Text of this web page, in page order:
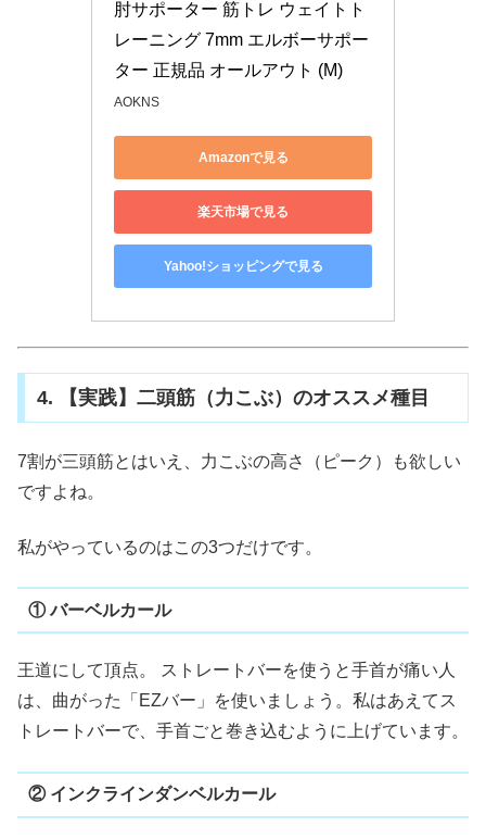
肘サポーター 筋トレ ウェイトト
レーニング 7mm エルボーサポー
ター 正規品 オールアウト (M)
AOKNS
Amazonで見る
楽天市場で見る
Yahoo!ショッピングで見る
4. 【実践】二頭筋（力こぶ）のオススメ種目
7割が三頭筋とはいえ、力こぶの高さ（ピーク）も欲しい
ですよね。
私がやっているのはこの3つだけです。
① バーベルカール
王道にして頂点。 ストレートバーを使うと手首が痛い人
は、曲がった「EZバー」を使いましょう。私はあえてス
トレートバーで、手首ごと巻き込むように上げています。
② インクラインダンベルカール